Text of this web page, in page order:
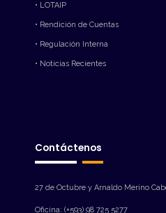
• LOTAIP
• Rendición de Cuentas
• Regulación Interna
• Noticias Recientes
Contáctenos
27 de Octubre y Arnaldo Merino
Oficina: (+593) 98 725 5277